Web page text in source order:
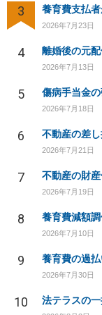
3 養育費支払
2026年7月23日
4
2026年7月13日
5 傷病手当金
2026年7月18日
6 不動産の差
2026年7月21日
7 不動産の財
2026年7月19日
8 養育費減額
2026年7月10日
9 養育費の過
2026年7月30日
10 法テラスの